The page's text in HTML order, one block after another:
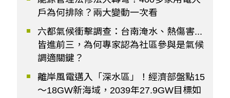
戶為何排除？兩大變動一次看
六都氣候衝擊調查：台南淹水、熱傷害...
皆進前三，為何專家認為社區參與是氣候
調適關鍵？
離岸風電邁入「深水區」！經濟部盤點15
～18GW新海域，2039年27.9GW目標如